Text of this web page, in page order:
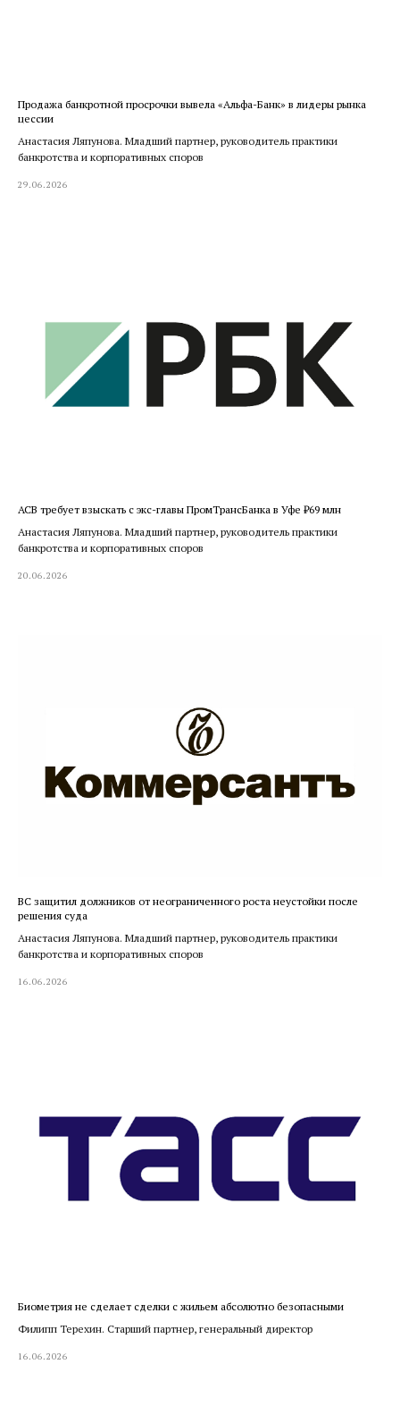
Продажа банкротной просрочки вывела «Альфа-Банк» в лидеры рынка
цессии
Анастасия Ляпунова. Младший партнер, руководитель практики
банкротства и корпоративных споров
29.06.2026
АСВ требует взыскать с экс-главы ПромТрансБанка в Уфе ₽69 млн
Анастасия Ляпунова. Младший партнер, руководитель практики
банкротства и корпоративных споров
20.06.2026
ВС защитил должников от неограниченного роста неустойки после
решения суда
Анастасия Ляпунова. Младший партнер, руководитель практики
банкротства и корпоративных споров
16.06.2026
Биометрия не сделает сделки с жильем абсолютно безопасными
Филипп Терехин. Старший партнер, генеральный директор
16.06.2026